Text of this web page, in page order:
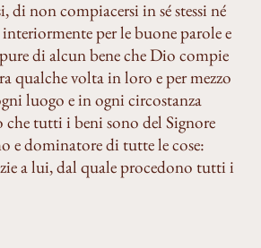
di non compiacersi in sé stessi né
per le buone parole e
di alcun bene che Dio compie
qualche volta in loro e per mezzo
luogo e in ogni circostanza
che tutti i beni sono del Signore
e dominatore di tutte le cose:
a lui, dal quale procedono tutti i